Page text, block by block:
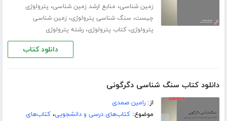
زمین شناسی، منابع ارشد زمین شناسی، پترولوژی
چیست، سنگ شناسی پترولوژی، زمین شناسی
پترولوژی،کتاب پترولوژی،رشته پترولوژی
دانلود کتاب
دانلود کتاب سنگ شناسی دگرگونی
از:رامین صمدی
موضوع:کتاب‌های درسی و دانشجویی،کتاب‌های